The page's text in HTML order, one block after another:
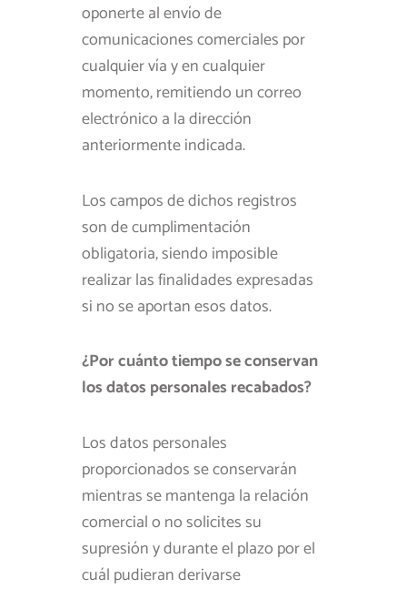
oponerte al envío de
comunicaciones comerciales por
cualquier vía y en cualquier
momento, remitiendo un correo
electrónico a la dirección
anteriormente indicada.
Los campos de dichos registros
son de cumplimentación
obligatoria, siendo imposible
realizar las finalidades expresadas
si no se aportan esos datos.
¿Por cuánto tiempo se conservan
los datos personales recabados?
Los datos personales
proporcionados se conservarán
mientras se mantenga la relación
comercial o no solicites su
supresión y durante el plazo por el
cuál pudieran derivarse